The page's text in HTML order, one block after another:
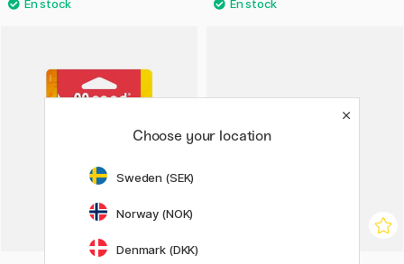
Choose your location
Sweden (SEK)
Norway (NOK)
Denmark (DKK)